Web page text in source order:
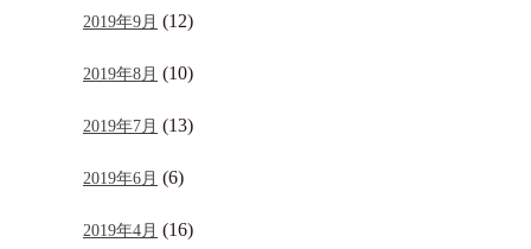
2019年9月 (12)
2019年8月 (10)
2019年7月 (13)
2019年6月 (6)
2019年4月 (16)